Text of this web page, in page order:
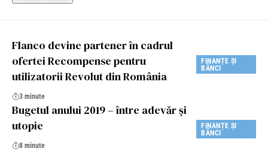
FINANȚE ȘI
BĂNCI
Flanco devine partener în cadrul
ofertei Recompense pentru
utilizatorii Revolut din România
3 minute
FINANȚE ȘI
BĂNCI
Bugetul anului 2019 – între adevăr și
utopie
8 minute